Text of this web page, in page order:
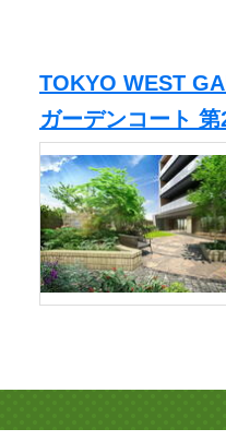
TOKYO WEST
ガーデンコート 第